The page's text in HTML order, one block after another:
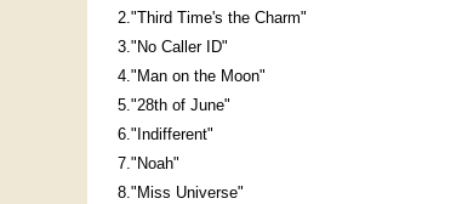
2."Third Time's the Charm"
3."No Caller ID"
4."Man on the Moon"
5."28th of June"
6."Indifferent"
7."Noah"
8."Miss Universe"